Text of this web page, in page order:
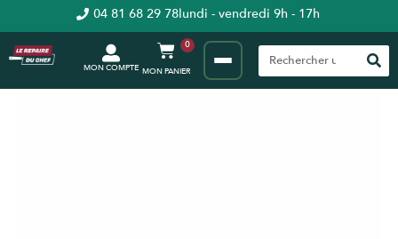
04 81 68 29 78lundi - vendredi 9h - 17h
MON COMPTE
0